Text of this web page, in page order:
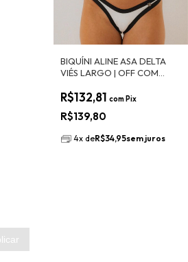
BIQUÍNI ALINE ASA DELTA
VIÉS LARGO | OFF COM
R$139,80
R$132,81 com Pix
4x deR$34,95sem juros